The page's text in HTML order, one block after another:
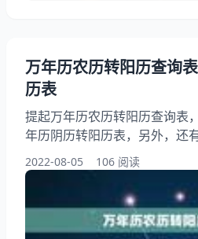
万年历农历转阳历查询
历表
提起万年历农历转阳历查询表
年历阴历转阳历表，另外，还
4月13阴历转换阳历是多少，
实谁有万年历，帮我把农历转
万年历阴历转阳历表，希望能
农历转阳历查询表 1、万年历
是阳历.6.27.星期二阴历阳历
2022-08-05 106 阅读